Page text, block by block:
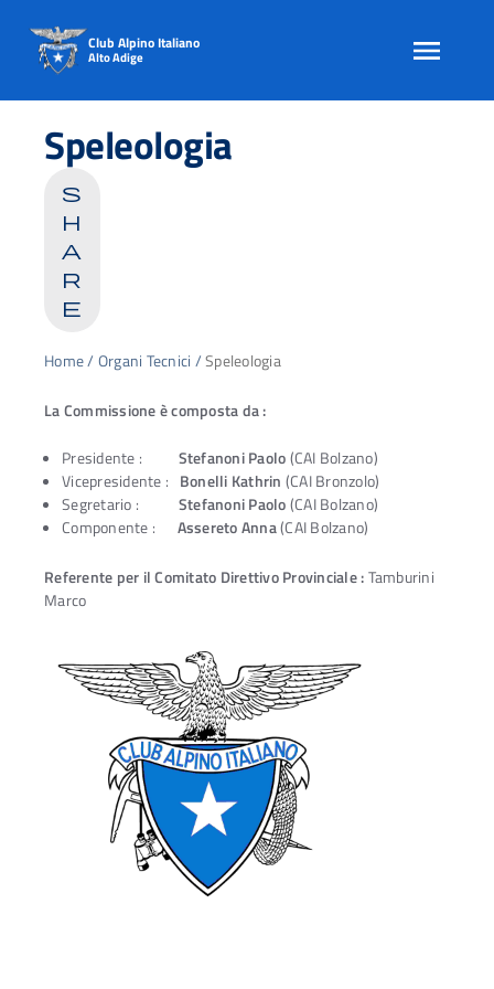
content
Club Alpino Italiano
Alto Adige
Speleologia
s
h
a
r
e
Home/Organi Tecnici /Speleologia
La Commissione è composta da :
Presidente : Stefanoni Paolo(CAI Bolzano)
Vicepresidente : Bonelli Kathrin (CAI Bronzolo)
Segretario : Stefanoni Paolo(CAI Bolzano)
Componente : Assereto Anna(CAI Bolzano)
Referente per il Comitato Direttivo Provinciale :Tamburini
Marco